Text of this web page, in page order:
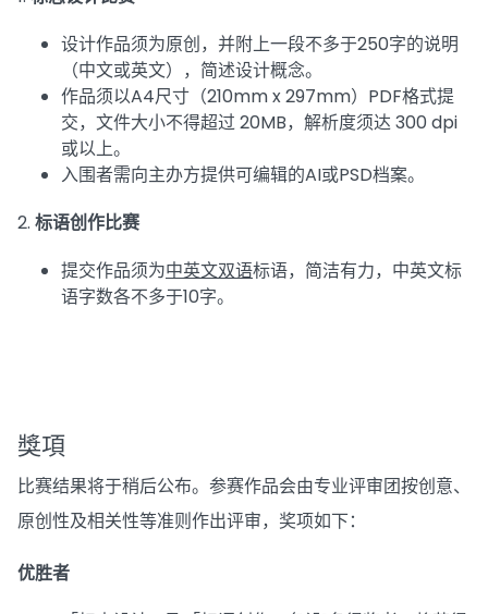
设计作品须为原创，并附上一段不多于250字的说明
（中文或英文），简述设计概念。
作品须以A4尺寸（210mm x 297mm）PDF格式提
交，文件大小不得超过 20MB，解析度须达 300 dpi
或以上。
入围者需向主办方提供可编辑的AI或PSD档案。
2. 标语创作比赛
提交作品须为中英文双语标语，简洁有力，中英文标
语字数各不多于10字。
獎項
比赛结果将于稍后公布。参赛作品会由专业评审团按创意、
原创性及相关性等准则作出评审，奖项如下：
优胜者